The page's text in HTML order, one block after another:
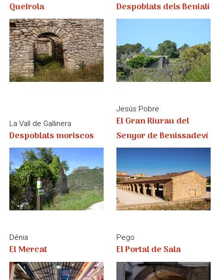
La Vall de Gallinera
Despoblats moriscos
Jesús Pobre
El Gran Riurau del
Dénia
El Mercat
Pego
El Portal de Sala
El Poble Nou de Benitatxell
El Portalet
Jesús Pobre
El Pou del Pare Pere